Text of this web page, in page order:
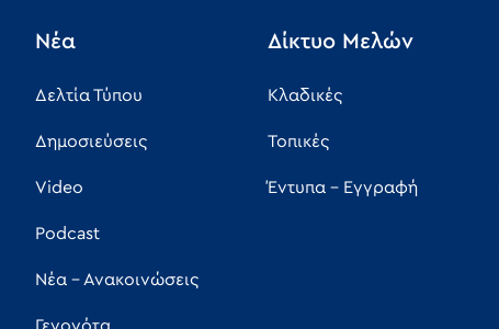
Νέα
Δελτία Τύπου
Δημοσιεύσεις
Video
Podcast
Νέα - Ανακοινώσεις
Γεγονότα
Δίκτυο Μελών
Κλαδικές
Τοπικές
Έντυπα - Εγγραφή